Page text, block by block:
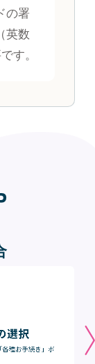
します
シュカ
お手続
の署
英数
す。